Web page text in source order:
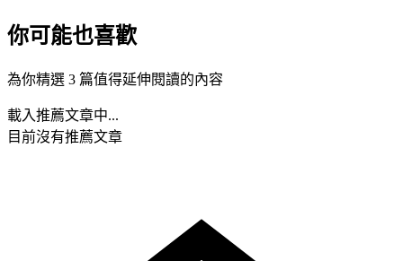
你可能也喜歡
為你精選 3 篇值得延伸閱讀的內容
載入推薦文章中...
目前沒有推薦文章